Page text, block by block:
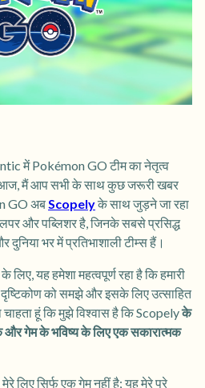
में Pokémon GO टीम का नेतृत्व
आज, मैं आप सभी के साथ कुछ जरूरी खबर
GO अबScopelyके साथ जुड़ने जा रहा
और पब्लिशर है, जिनके सबसे प्रसिद्ध
भर में प्रतिभाशाली टीम्स हैं।
लिए, यह हमेशा महत्वपूर्ण रहा है कि हमारी
को समझे और इसके लिए उत्साहित
हूं कि मुझे विश्वास है कि Scopelyके
और गेम के भविष्य के लिए एक सकारात्मक
लिए सिर्फ एक गेम नहीं है; यह मेरे पुरे